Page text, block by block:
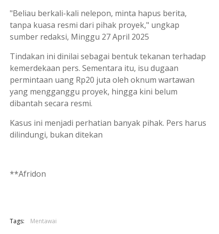
"Beliau berkali-kali nelepon, minta hapus berita,
tanpa kuasa resmi dari pihak proyek," ungkap
sumber redaksi, Minggu 27 April 2025
Tindakan ini dinilai sebagai bentuk tekanan terhadap
kemerdekaan pers. Sementara itu, isu dugaan
permintaan uang Rp20 juta oleh oknum wartawan
yang mengganggu proyek, hingga kini belum
dibantah secara resmi.
Kasus ini menjadi perhatian banyak pihak. Pers harus
dilindungi, bukan ditekan
**Afridon
Tags: Mentawai